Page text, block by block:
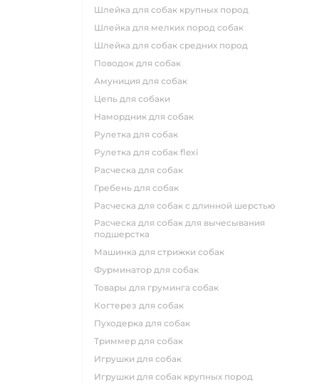
шлейка для собак крупных пород
шлейка для мелких пород собак
шлейка для собак средних пород
поводок для собак
амуниция для собак
цепь для собаки
намордник для собак
рулетка для собак
рулетка для собак flexi
расческа для собак
гребень для собак
расческа для собак с длинной шерстью
расческа для собак для вычесывания
подшерстка
машинка для стрижки собак
фурминатор для собак
товары для груминга собак
когтерез для собак
пуходерка для собак
триммер для собак
игрушки для собак
игрушки для собак крупных пород